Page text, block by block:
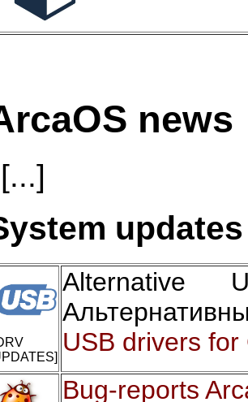
news
[...]
USB drivers for
Bug-reports